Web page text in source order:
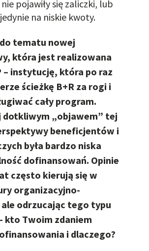
pojawiły się zaliczki, lub
na niskie kwoty.
tematu nowej
która jest realizowana
– instytucję, która po raz
ścieżkę B+R za rogi i
cały program.
dotkliwym „objawem” tej
beneficjentów i
była bardzo niska
dofinansowań. Opinie
często kierują się w
organizacyjno-
odrzucając tego typu
kto Twoim zdaniem
i dlaczego?